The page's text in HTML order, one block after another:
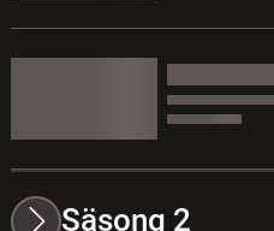
Säsong 2